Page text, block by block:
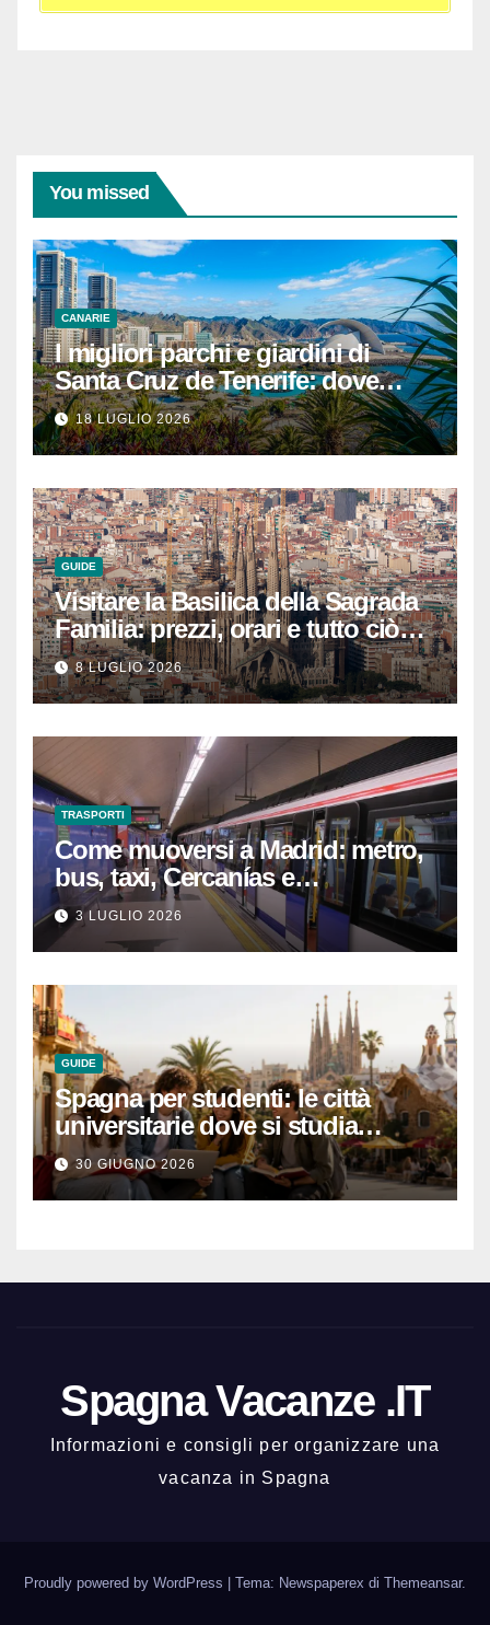
You missed
CANARIE
I migliori parchi e giardini di
Santa Cruz de Tenerife: dove
rilassarsi
18 LUGLIO 2026
GUIDE
Visitare la Basilica della Sagrada
Familia: prezzi, orari e tutto ciò
che devi sapere per
un’esperienza indimenticabile
8 LUGLIO 2026
TRASPORTI
Come muoversi a Madrid: metro,
bus, taxi, Cercanías e
abbonamenti turistici
3 LUGLIO 2026
GUIDE
Spagna per studenti: le città
universitarie dove si studia
meglio e con una buona vita
notturna
30 GIUGNO 2026
Spagna Vacanze .IT
Informazioni e consigli per organizzare una
vacanza in Spagna
Proudly powered by WordPress | Tema: Newspaperex di Themeansar.